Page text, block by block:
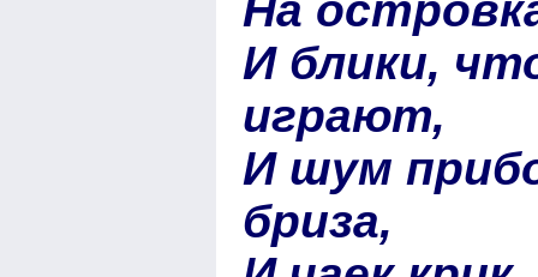
И блики,
играют,
И шум
бриза,